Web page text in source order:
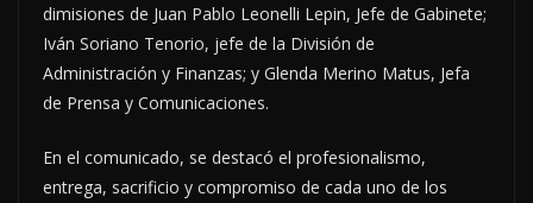
dimisiones de Juan Pablo Leonelli Lepin, Jefe de Gabinete;
Iván Soriano Tenorio, jefe de la División de
Administración y Finanzas; y Glenda Merino Matus, Jefa
de Prensa y Comunicaciones.
En el comunicado, se destacó el profesionalismo,
entrega, sacrificio y compromiso de cada uno de los